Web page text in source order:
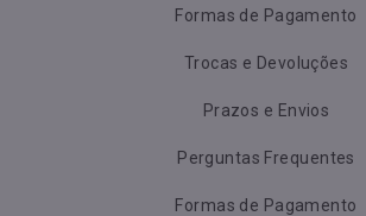
Formas de Pagamento
Trocas e Devoluções
Prazos e Envios
Perguntas Frequentes
Formas de Pagamento